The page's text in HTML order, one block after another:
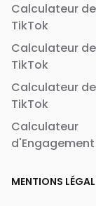
Calculateur
TikTok
Calculateur
TikTok
Calculateur
TikTok
Calculateur
MENTIONS